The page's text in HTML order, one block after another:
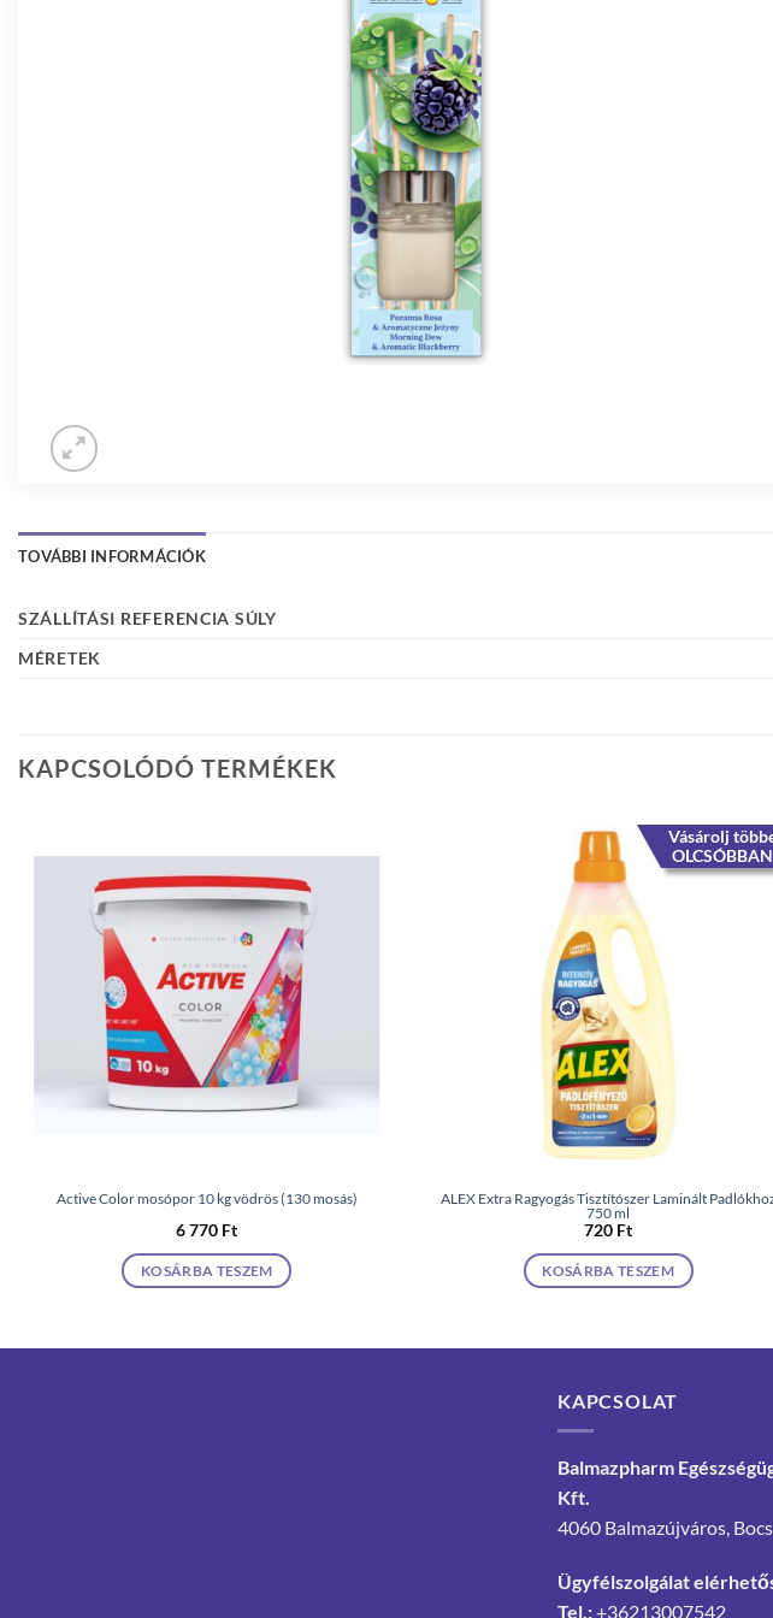
TOVÁBBI INFORMÁCIÓK
SZÁLLÍTÁSI REFERENCIA SÚLY
MÉRETEK
KAPCSOLÓDÓ TERMÉKEK
Active Color mosópor 10 kg vödrös (130 mosás)
6 770 Ft
KOSÁRBA TESZEM
Vásárolj
ALEX Extra Ragyogás Tisztítószer Laminált
750 ml
720 Ft
KOSÁRBA TESZEM
KAPCSOLAT
Balmazpharm
Kft.
4060 Balmazújváros,
Ügyfélszolgálat
Tel.:+36213007542